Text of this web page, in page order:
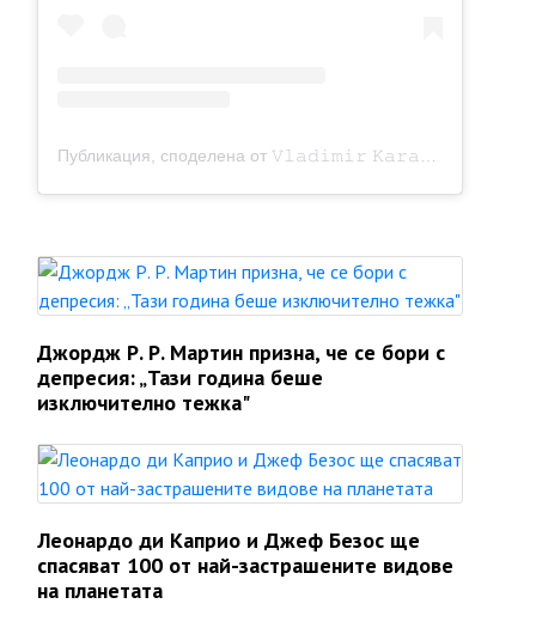
Публикация, споделена от 𝚅𝚕𝚊𝚍𝚒𝚖𝚒𝚛 𝙺𝚊𝚛𝚊𝚖𝚊𝚣𝚘𝚟 (@v.karamazov)
Джордж Р. Р. Мартин призна, че се бори с
депресия: „Тази година беше
изключително тежка"
Леонардо ди Каприо и Джеф Безос ще
спасяват 100 от най-застрашените видове
на планетата